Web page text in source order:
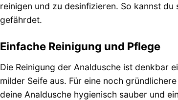
reinigen und zu desinfizieren. So kannst
gefährdet.
Einfache Reinigung und Pflege
Die Reinigung der Analdusche ist denkbar
milder Seife aus. Für eine noch
deine Analdusche hygienisch sauber und